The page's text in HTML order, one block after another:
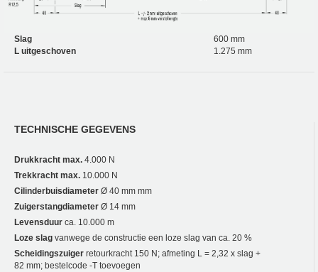
Slag
600 mm
L uitgeschoven
1.275 mm
TECHNISCHE GEGEVENS
Drukkracht max. 4.000 N
Trekkracht max. 10.000 N
Cilinderbuisdiameter Ø 40 mm mm
Zuigerstangdiameter Ø 14 mm
Levensduur ca. 10.000 m
Loze slag vanwege de constructie een loze slag van ca. 20 %
Scheidingszuiger retourkracht 150 N; afmeting L = 2,32 x slag +
82 mm; bestelcode -T toevoegen